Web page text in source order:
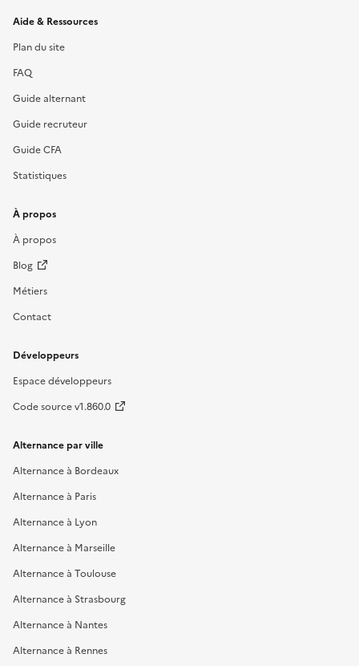
Informations et liens du site
Aide & Ressources
Plan du site
FAQ
Guide alternant
Guide recruteur
Guide CFA
Statistiques
À propos
À propos
Blog
Métiers
Contact
Développeurs
Espace développeurs
Code source v1.860.0
Alternance par ville
Alternance à Bordeaux
Alternance à Paris
Alternance à Lyon
Alternance à Marseille
Alternance à Toulouse
Alternance à Strasbourg
Alternance à Nantes
Alternance à Rennes